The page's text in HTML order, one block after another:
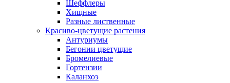
Шеффлеры
Хищные
Разные лиственные
Красиво-цветущие растения
Антуриумы
Бегонии цветущие
Бромелиевые
Гортензии
Каланхоэ